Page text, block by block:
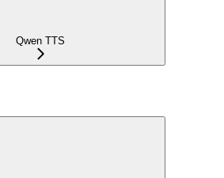
Qwen TTS